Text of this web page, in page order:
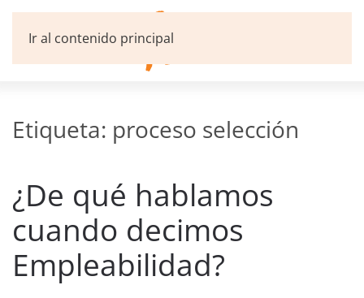
Ir al contenido principal
Etiqueta: proceso selección
¿De qué hablamos
cuando decimos
Empleabilidad?